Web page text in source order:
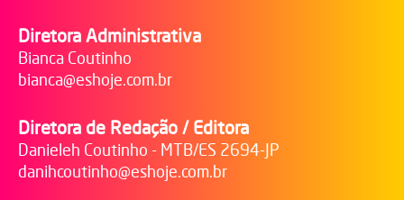
Diretora Administrativa
Bianca Coutinho
bianca@eshoje.com.br
Diretora de Redação / Editora
Danieleh Coutinho - MTB/ES 2694-JP
danihcoutinho@eshoje.com.br